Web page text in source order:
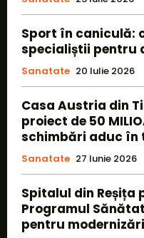
Sport în caniculă:
specialiștii pentru
Sanatate 20 Iulie 2026
Casa Austria din
proiect de 50
schimbări aduc
Sanatate 27 Iunie 2026
Spitalul din Reșița
Programul
pentru modernizări